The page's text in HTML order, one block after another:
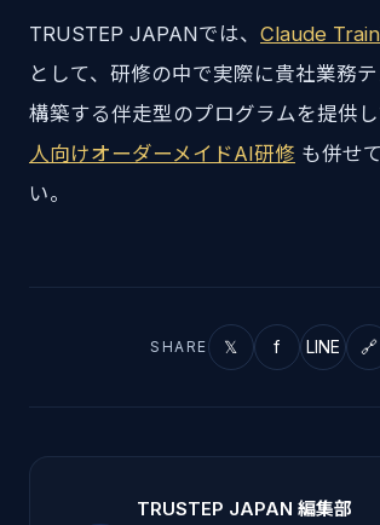
TRUSTEP JAPANでは、 Claude
として、研修の中で実際に貴社業務
構築する伴走型のプログラムを提供し
人向けオーダーメイドAI研修 も併せ
い。
SHARE 𝕏 f LINE 🔗
TRUSTEP JAPAN 編集部